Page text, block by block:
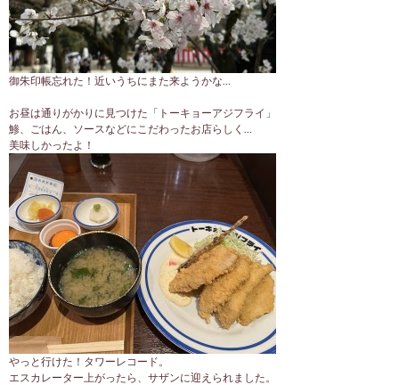
御朱印帳忘れた！近いうちにまた来ようかな…
お昼は通りがかりに見つけた「トーキョーアジフライ」
鯵、ごはん、ソースなどにこだわったお店らしく…
美味しかったよ！
やっと行けた！タワーレコード。
エスカレーター上がったら、サザンに迎えられました。